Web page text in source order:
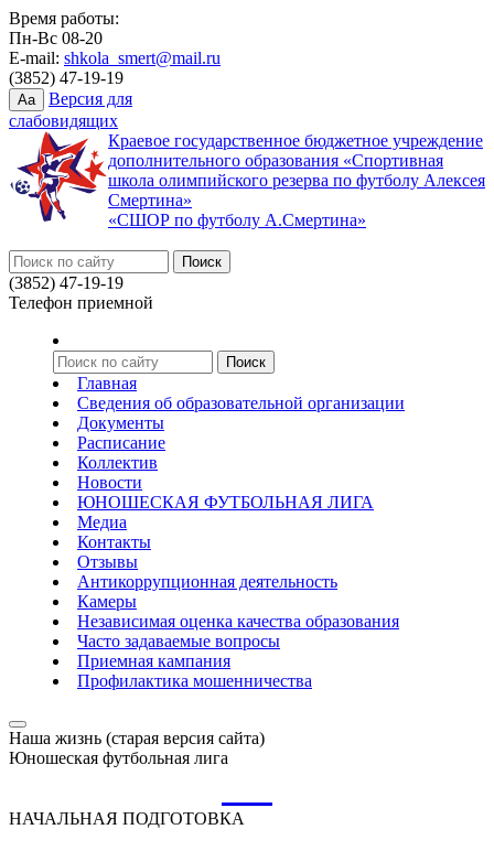
Время работы:
Пн-Вс 08-20
E-mail: shkola_smert@mail.ru
(3852) 47-19-19
Aa
Версия для
слабовидящих
Краевое государственное бюджетное учреждение
дополнительного образования «Спортивная
школа олимпийского резерва по футболу Алексея
Смертина»
«СШОР по футболу А.Смертина»
(3852) 47-19-19
Телефон приемной
Главная
Сведения об образовательной организации
Документы
Расписание
Коллектив
Новости
ЮНОШЕСКАЯ ФУТБОЛЬНАЯ ЛИГА
Медиа
Контакты
Отзывы
Антикоррупционная деятельность
Камеры
Независимая оценка качества образования
Часто задаваемые вопросы
Приемная кампания
Профилактика мошенничества
Наша жизнь (старая версия сайта)
Юношеская футбольная лига
НАЧАЛЬНАЯ ПОДГОТОВКА